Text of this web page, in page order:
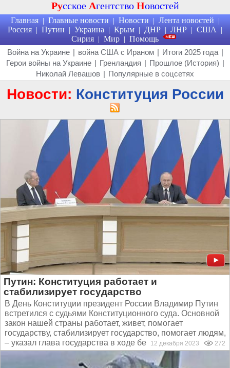
Русское Агентство Новостей
Главная | Главные новости | Новости | Лента новостей |
Россия | Путин | Украина | Крым | ДНР | ЛНР | США |
Сирия | Мир | Помощь
Война на Украине | война США с Ираном | Итоги 2025 года |
Герои войны на Украине | Гренландия | Прошлое (История) |
Николай Левашов | Популярные в соцсетях
Новости: Конституция России
Путин: Конституция работает и
стабилизирует государство
В День Конституции президент России Владимир Путин
встретился с судьями Конституционного суда. Основной
закон нашей страны работает, живет, помогает
государству, стабилизирует государство, помогает людям,
– указал глава государства в ходе беседы. Прямую...
12 декабря 2023 272